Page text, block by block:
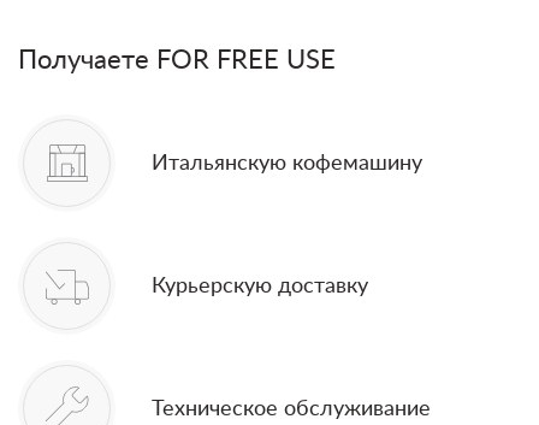
Получаете FOR FREE USE
Итальянскую кофемашину
Курьерскую доставку
Техническое обслуживание